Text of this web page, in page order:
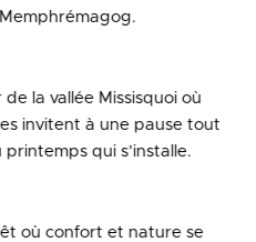
la vallée Missisquoi où
invitent à une pause tout
qui s’installe.
où confort et nature se